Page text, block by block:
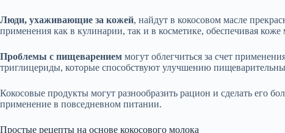
Люди, ухаживающие за кожей, найдут в кокосовом масле
применения как в кулинарии, так и в косметике, обеспечивая коже
Проблемы с пищеварением могут облегчиться за счет
триглицериды, которые способствуют улучшению
Кокосовые продукты могут разнообразить рацион и сделать его
применение в повседневном питании.
Простые рецепты на основе кокосового молока